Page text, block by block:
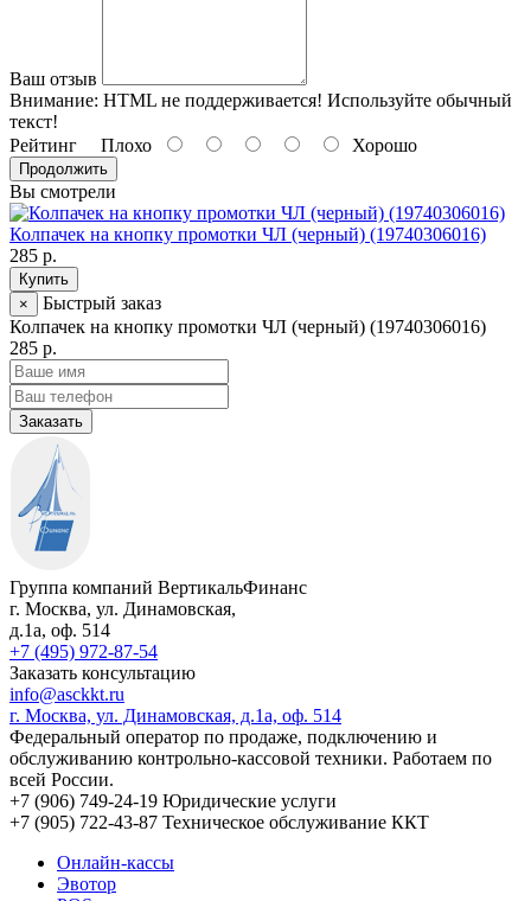
Ваш отзыв
Внимание: HTML не поддерживается! Используйте обычный
текст!
Рейтинг Плохо Хорошо
Продолжить
Вы смотрели
Колпачек на кнопку промотки ЧЛ (черный) (19740306016)
285 р.
Купить
×
Быстрый заказ
Колпачек на кнопку промотки ЧЛ (черный) (19740306016)
285 р.
Заказать
Группа компаний ВертикальФинанс
г. Москва, ул. Динамовская,
д.1а, оф. 514
+7 (495) 972-87-54
Заказать консультацию
info@asckkt.ru
г. Москва, ул. Динамовская, д.1а, оф. 514
Федеральный оператор по продаже, подключению и
обслуживанию контрольно-кассовой техники. Работаем по
всей России.
+7 (906) 749-24-19 Юридические услуги
+7 (905) 722-43-87 Техническое обслуживание ККТ
Онлайн-кассы
Эвотор